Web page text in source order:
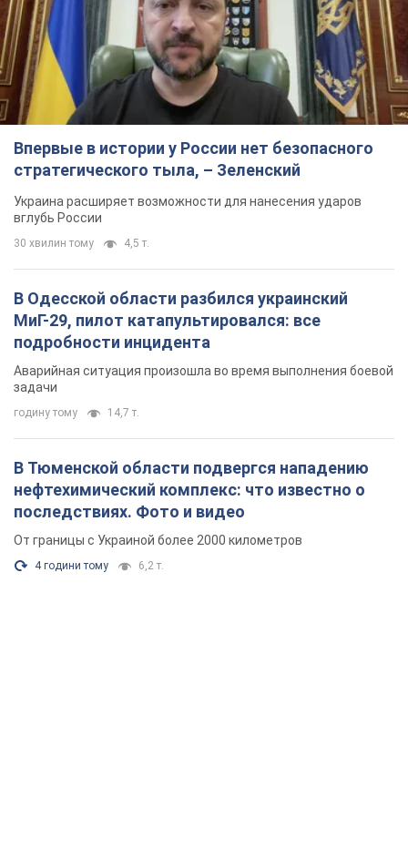
Впервые в истории у России нет безопасного
стратегического тыла, – Зеленский
Украина расширяет возможности для нанесения ударов
вглубь России
30 хвилин тому 4,5 т.
В Одесской области разбился украинский
МиГ-29, пилот катапультировался: все
подробности инцидента
Аварийная ситуация произошла во время выполнения боевой
задачи
годину тому 14,7 т.
В Тюменской области подвергся нападению
нефтехимический комплекс: что известно о
последствиях. Фото и видео
От границы с Украиной более 2000 километров
4 години тому 6,2 т.